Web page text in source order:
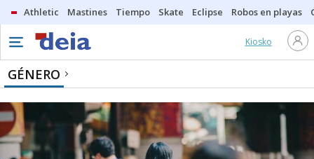
Athletic Mastines Tiempo Skate Eclipse Robos en playas
Kiosko
GÉNERO